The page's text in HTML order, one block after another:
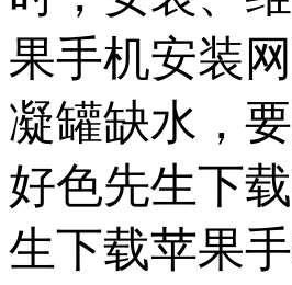
果手机安装网
凝罐缺水
好色先生下
生下载苹果